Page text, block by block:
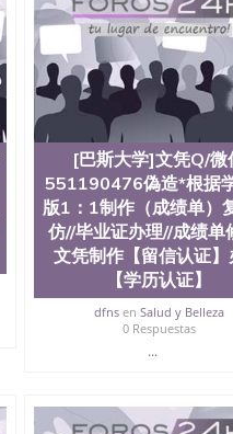
[巴斯大学]文凭Q/微
551190476偽造*根据
版1：1制作（成绩单）
仿//毕业证办理//成绩单
文凭制作【留信认证】
【学历认证】
dfnsen Salud y Belleza
0 Respuestas
...